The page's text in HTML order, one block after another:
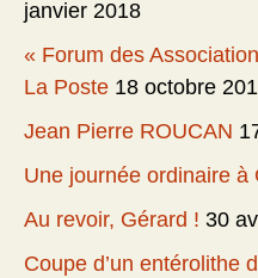
janvier 2018
« Forum des
La Poste 18 octobre
Jean Pierre ROUCAN
Une journée ordinaire à
Au revoir, Gérard ! 30
Coupe d’un entérolithe